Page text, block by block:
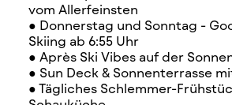
vom Allerfeinsten
● Donnerstag und Sonntag -
Skiing ab 6:55 Uhr
● Après Ski Vibes auf der
● Sun Deck & Sonnenterrasse
● Tägliches Schlemmer-